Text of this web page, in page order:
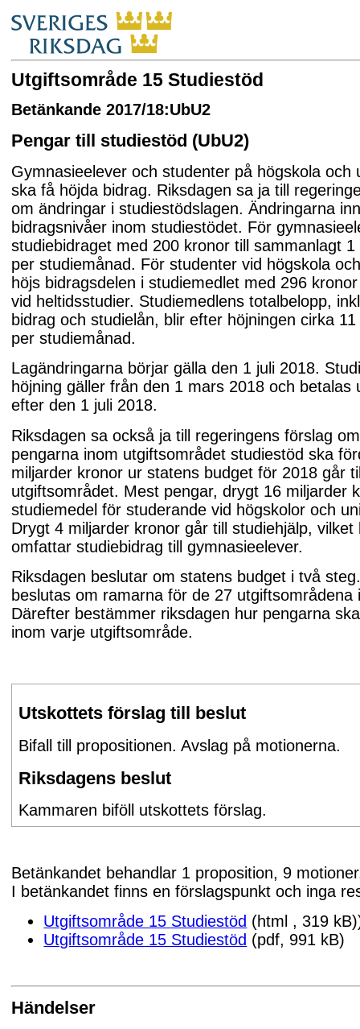
Utgiftsområde 15 Studiestöd
Betänkande 2017/18:UbU2
Pengar till studiestöd (UbU2)
Gymnasieelever och studenter på högskola och
ska få höjda bidrag. Riksdagen sa ja till
om ändringar i studiestödslagen. Ändringarna
bidragsnivåer inom studiestödet. För
studiebidraget med 200 kronor till sammanlagt
per studiemånad. För studenter vid högskola
höjs bidragsdelen i studiemedlet med 296
vid heltidsstudier. Studiemedlens totalbelopp,
bidrag och studielån, blir efter höjningen cirka
per studiemånad.
Lagändringarna börjar gälla den 1 juli 2018.
höjning gäller från den 1 mars 2018 och betalas
efter den 1 juli 2018.
Riksdagen sa också ja till regeringens förslag
pengarna inom utgiftsområdet studiestöd ska
miljarder kronor ur statens budget för 2018 går
utgiftsområdet. Mest pengar, drygt 16 miljarder
studiemedel för studerande vid högskolor och
Drygt 4 miljarder kronor går till studiehjälp, vilket
omfattar studiebidrag till gymnasieelever.
Riksdagen beslutar om statens budget i två
beslutas om ramarna för de 27 utgiftsområdena
Därefter bestämmer riksdagen hur pengarna
inom varje utgiftsområde.
Utskottets förslag till beslut
Bifall till propositionen. Avslag på motionerna.
Riksdagens beslut
Kammaren biföll utskottets förslag.
Betänkandet behandlar 1 proposition, 9
I betänkandet finns en förslagspunkt och inga
Utgiftsområde 15 Studiestöd (html , 319
Utgiftsområde 15 Studiestöd (pdf, 991 kB)
Händelser